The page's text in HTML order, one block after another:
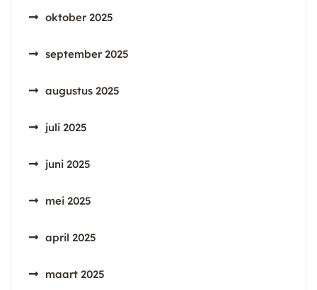
oktober 2025
september 2025
augustus 2025
juli 2025
juni 2025
mei 2025
april 2025
maart 2025